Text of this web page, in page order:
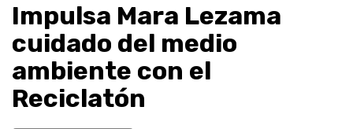
Impulsa Mara Lezama
cuidado del medio
ambiente con el
Reciclatón